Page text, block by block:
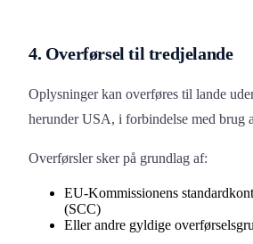
4. Overførsel til tredjelande
Oplysninger kan overføres til lande
herunder USA, i forbindelse med brug
Overførsler sker på grundlag af:
EU-Kommissionens
(SCC)
Eller andre gyldige